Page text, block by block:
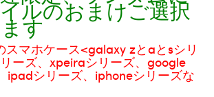
ルのおまけご選択
す
マホケース<galaxy zとaとsシリ
ーズ、xpeiraシリーズ、google
ipadシリーズ、iphoneシリーズな